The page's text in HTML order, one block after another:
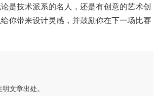
是技术派系的名人，还是有创意的艺术创
你带来设计灵感，并鼓励你在下一场比赛
文章出处。